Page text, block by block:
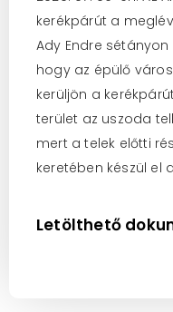
kerékpárút a
Ady Endre
hogy az épülő
kerüljön a
terület az uszoda
mert a telek előtti
keretében készül el
Letölthető